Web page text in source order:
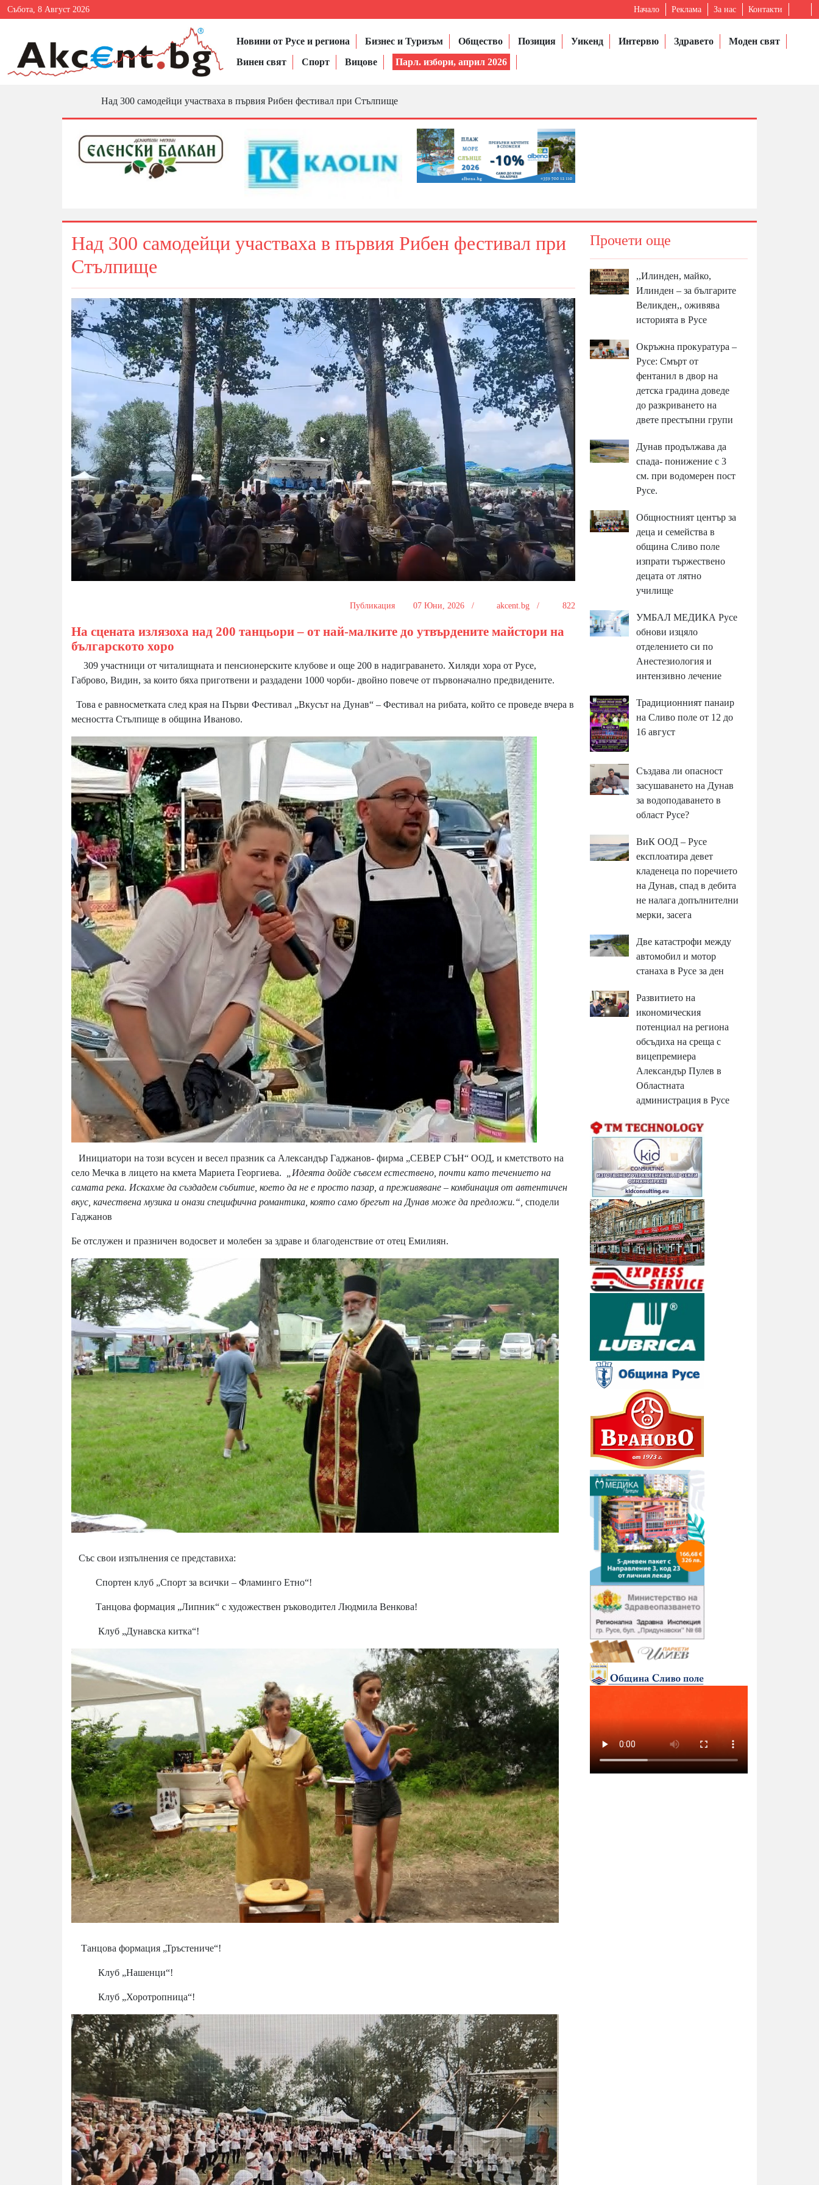
Събота, 8 Август 2026 Начало Реклама За нас Контакти
Новини от Русе и региона Бизнес и Туризъм Общество Позиция Уикенд Интервю Здравето
Моден свят
Винен свят
Спорт Вицове Парл. избори, април 2026
Над 300 самодейци участваха в първия Рибен фестивал при Стълпище
Над 300 самодейци участваха в първия Рибен фестивал при
Стълпище
Публикация 07 Юни, 2026 / akcent.bg / 822
На сцената излязоха над 200 танцьори – от най-малките до утвърдените майстори на
българското хоро
309 участници от читалищната и пенсионерските клубове и още 200 в надиграването. Хиляди хора от Русе,
Габрово, Видин, за които бяха приготвени и раздадени 1000 чорби- двойно повече от първоначално предвидените.
Това е равносметката след края на Първи Фестивал „Вкусът на Дунав“ – Фестивал на рибата, който се проведе вчера в
месността Стълпище в община Иваново.
Инициатори на този всусен и весел празник са Александър Гаджанов- фирма „СЕВЕР СЪН“ ООД, и кметството на
село Мечка в лицето на кмета Мариета Георгиева.
„Идеята дойде съвсем естествено, почти като течението на
самата река. Искахме да създадем събитие, което да не е просто пазар, а преживяване – комбинация от автентичен
вкус, качествена музика и онази специфична романтика, която само брегът на Дунав може да предложи.“, сподели
Гаджанов
Бе отслужен и празничен водосвет и молебен за здраве и благоденствие от отец Емилиян.
Със свои изпълнения се представиха:
Спортен клуб „Спорт за всички – Фламинго Етно“!
Танцова формация „Липник“ с художествен ръководител Людмила Венкова!
Клуб „Дунавска китка“!
Танцова формация „Тръстениче“!
Клуб „Нашенци“!
Клуб „Хоротропница“!
Прочети още
,,Илинден, майко,
Илинден – за българите
Великден,, оживява
историята в Русе
Окръжна прокуратура –
Русе: Смърт от
фентанил в двор на
детска градина доведе
до разкриването на
двете престъпни групи
Дунав продължава да
спада- понижение с 3
см. при водомерен пост
Русе.
Общностният център за
деца и семейства в
община Сливо поле
изпрати тържествено
децата от лятно
училище
УМБАЛ МЕДИКА Русе
обнови изцяло
отделението си по
Анестезиология и
интензивно лечение
Традиционният панаир
на Сливо поле от 12 до
16 август
Създава ли опасност
засушаването на Дунав
за водоподаването в
област Русе?
ВиК ООД – Русе
експлоатира девет
кладенеца по поречието
на Дунав, спад в дебита
не налага допълнителни
мерки, засега
Две катастрофи между
автомобил и мотор
станаха в Русе за ден
Развитието на
икономическия
потенциал на региона
обсъдиха на среща с
вицепремиера
Александър Пулев в
Областната
администрация в Русе